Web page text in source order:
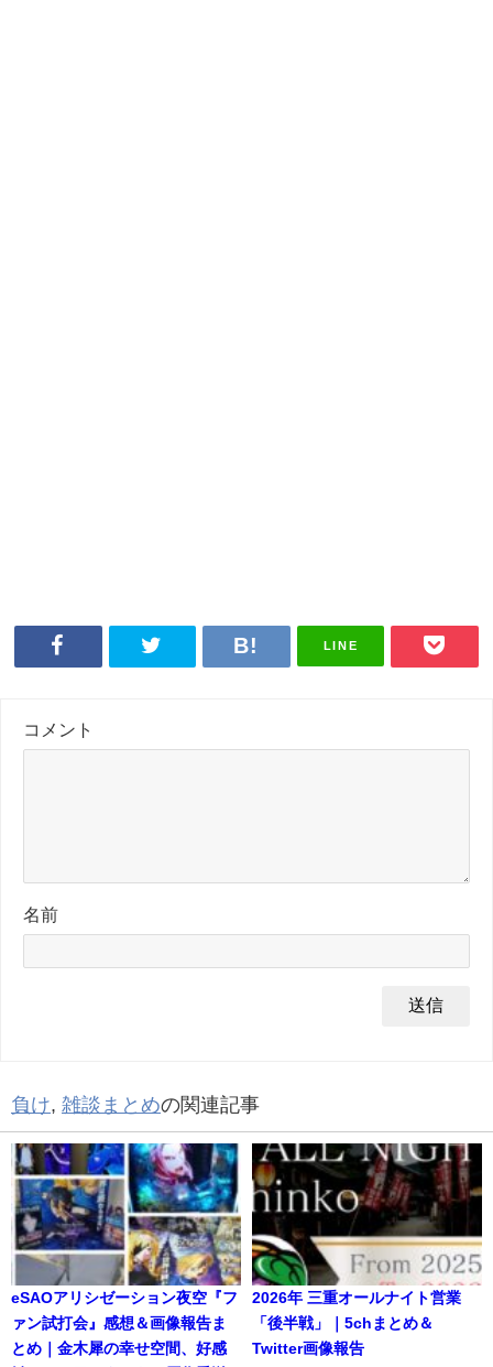
LINE
コメント
名前
負け, 雑談まとめの関連記事
eSAOアリシゼーション夜空『フ
ァン試打会』感想＆画像報告ま
とめ｜金木犀の幸せ空間、好感
2026年 三重オールナイト営業
「後半戦」｜5chまとめ＆
Twitter画像報告